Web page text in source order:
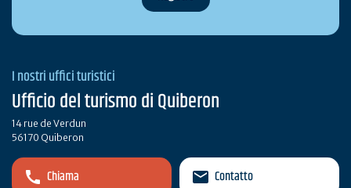
I nostri uffici turistici
Ufficio del turismo di Quiberon
14 rue de Verdun
56170 Quiberon
Chiama Contatto